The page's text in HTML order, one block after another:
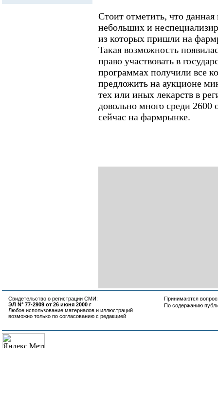
Стоит отметить, что
небольших и
из которых пришли на
Такая возможность
право участвовать в
программах получили все
предложить на аукционе
тех или иных лекарств в
довольно много среди
сейчас на фармрынке.
Свидетельство о регистрации СМИ:
ЭЛ N° 77-2909 от 26 июня 2000 г
Любое использование материалов и иллюстраций
возможно только по согласованию с редакцией
Принимаются
По содержанию